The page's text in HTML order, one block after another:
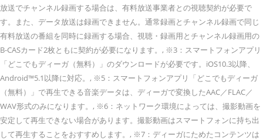
放送でチャンネル録画する場合は、有料放送事業者との視聴契約が必要で
す。また、データ放送は録画できません。通常録画とチャンネル録画で同じ
有料放送の番組を同時に録画する場合、視聴・録画用とチャンネル録画用の
B-CASカード2枚ともに契約が必要になります。, ※3：スマートフォンアプリ
「どこでもディーガ（無料）」のダウンロードが必要です。iOS10.3以降、
Android™5.1以降に対応。, ※5：スマートフォンアプリ「どこでもディーガ
（無料）」で再生できる音楽データは、ディーガで変換したAAC／FLAC／
WAV形式のみになります。, ※6：ネットワーク環境によっては、撮影動画を
安定して再生できない場合があります。撮影動画はスマートフォンに持ち出
して再生することをおすすめします。, ※7：ディーガにためたコンテンツは